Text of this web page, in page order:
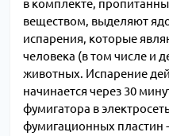
в комплекте,
веществом, выделяют
испарения, которые
человека (в том числе и
животных. Испарение
начинается через 30
фумигатора в
фумигационных пластин